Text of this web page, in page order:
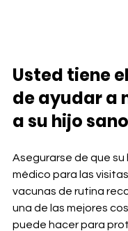
Usted tiene
de ayudar a
a su hijo
Asegurarse de que su
médico para las
vacunas de rutina
una de las mejores
puede hacer para